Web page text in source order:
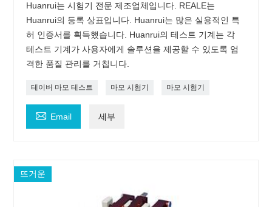
Huanrui는 시험기 전문 제조업체입니다. REALE는
Huanrui의 등록 상표입니다. Huanrui는 많은 실용적인 특
허 인증서를 획득했습니다. Huanrui의 테스트 기계는 각
테스트 기계가 사용자에게 솔루션을 제공할 수 있도록 엄
격한 품질 관리를 거칩니다.
테이버 마모 테스트 마모 시험기 마모 시험기
 Email 세부
뜨거운